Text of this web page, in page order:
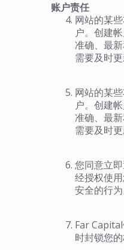
账户责任
网站的某
户。创建
准确、最
需要及时更
网站的某
户。创建
准确、最
需要及时更
您同意立
经授权使
安全的行为
Far
时封锁您的